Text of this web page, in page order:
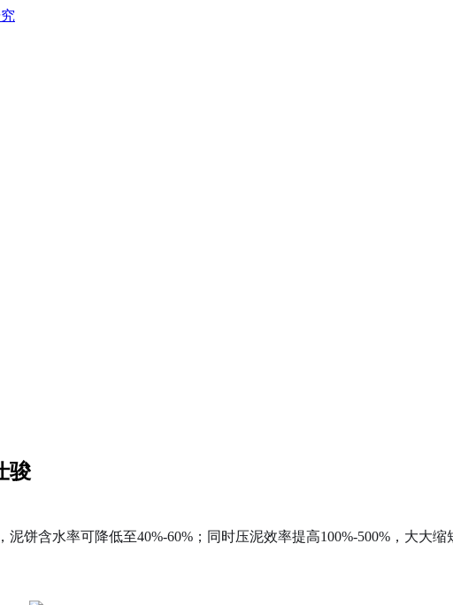
骏
饼含水率可降低至40%-60%；同时压泥效率提高100%-500%，大大